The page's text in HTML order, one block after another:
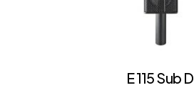
E 115 Sub D